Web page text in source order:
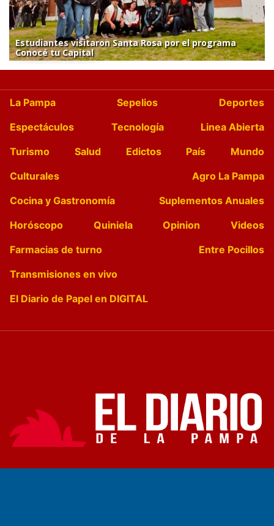
Estudiantes visitaron Santa Rosa por el programa
Conocé tu Capital
La Pampa Sepelios
Deportes
Espectáculos
Tecnología
Linea Abierta
Turismo
Salud Edictos País
Mundo
Culturales
Agro La Pampa
Cocina y Gastronomía
Suplementos Anuales
Horóscopo
Quiniela Opinion
Videos
Farmacias de turno
Entre Pocillos
Transmisiones en vivo
El Diario de Papel en DIGITAL